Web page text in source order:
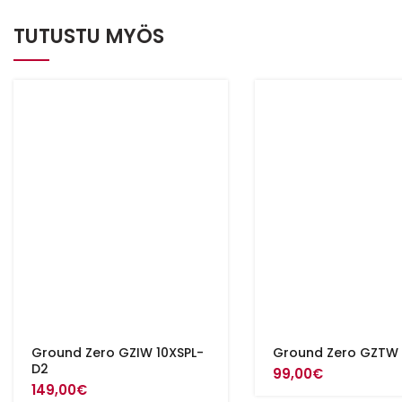
TUTUSTU MYÖS
Ground Zero GZIW 10XSPL-
D2
149,00€
Ground Zero GZTW
99,00€